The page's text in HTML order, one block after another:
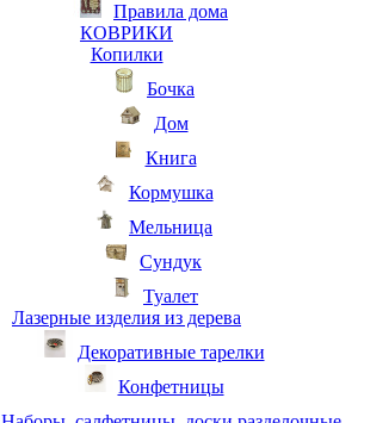
Правила дома
КОВРИКИ
Копилки
Бочка
Дом
Книга
Кормушка
Мельница
Сундук
Туалет
Лазерные изделия из дерева
Декоративные тарелки
Конфетницы